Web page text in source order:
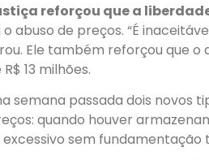
reforçou que a
abuso de preços. “É
Ele também reforçou que
13 milhões.
semana passada dois novos
quando houver
sem fundamentação